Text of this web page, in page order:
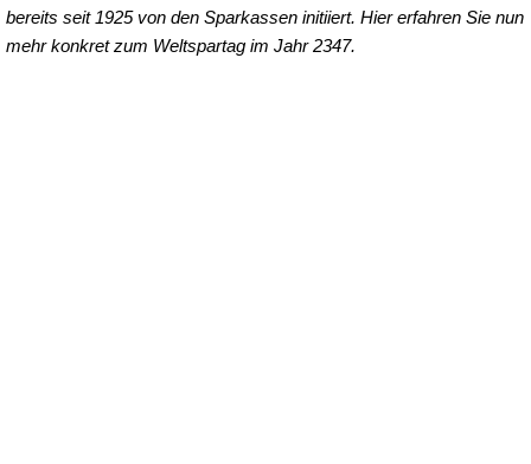
bereits seit 1925 von den Sparkassen initiiert. Hier erfahren Sie nun
mehr konkret zum Weltspartag im Jahr 2347.